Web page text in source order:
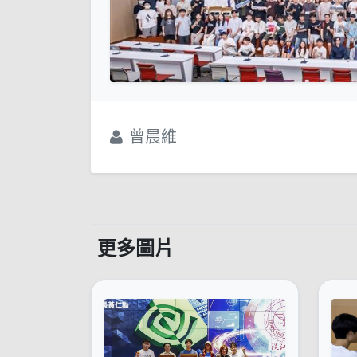
曾晨維
更多圖片